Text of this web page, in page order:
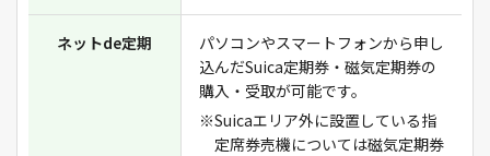
ネットde定期
パソコンやスマートフォンから申し
込んだSuica定期券・磁気定期券の
購入・受取が可能です。
※Suicaエリア外に設置している指
定席券売機については磁気定期券